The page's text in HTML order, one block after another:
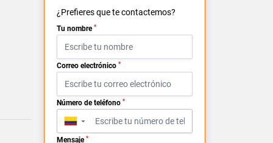
¿Prefieres que te contactemos?
Tu nombre *
Correo electrónico *
Número de teléfono *
▼
Mensaje *